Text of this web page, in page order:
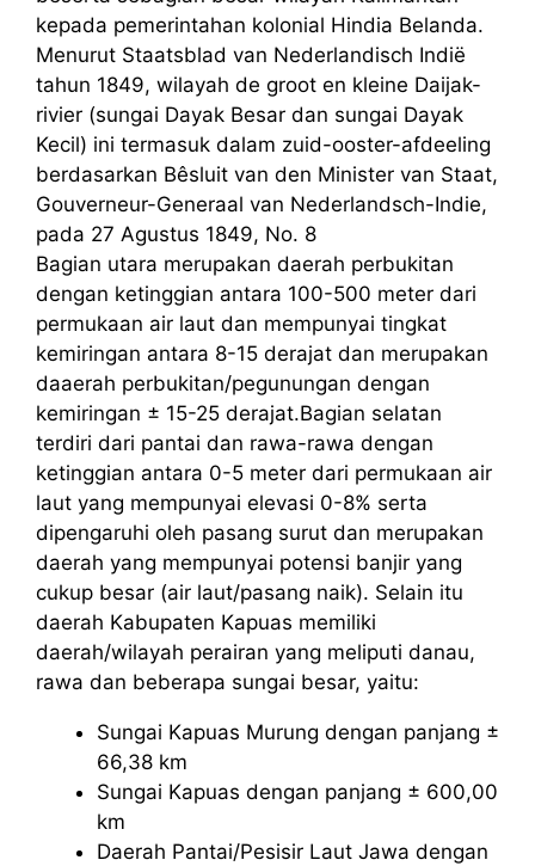
kepada pemerintahan kolonial Hindia Belanda.
Menurut Staatsblad van Nederlandisch Indië
tahun 1849, wilayah de groot en kleine Daijak-
rivier (sungai Dayak Besar dan sungai Dayak
Kecil) ini termasuk dalam zuid-ooster-afdeeling
berdasarkan Bêsluit van den Minister van Staat,
Gouverneur-Generaal van Nederlandsch-Indie,
pada 27 Agustus 1849, No. 8
Bagian utara merupakan daerah perbukitan
dengan ketinggian antara 100-500 meter dari
permukaan air laut dan mempunyai tingkat
kemiringan antara 8-15 derajat dan merupakan
daaerah perbukitan/pegunungan dengan
kemiringan ± 15-25 derajat.Bagian selatan
terdiri dari pantai dan rawa-rawa dengan
ketinggian antara 0-5 meter dari permukaan air
laut yang mempunyai elevasi 0-8% serta
dipengaruhi oleh pasang surut dan merupakan
daerah yang mempunyai potensi banjir yang
cukup besar (air laut/pasang naik). Selain itu
daerah Kabupaten Kapuas memiliki
daerah/wilayah perairan yang meliputi danau,
rawa dan beberapa sungai besar, yaitu:
Sungai Kapuas Murung dengan panjang ±
66,38 km
Sungai Kapuas dengan panjang ± 600,00
km
Daerah Pantai/Pesisir Laut Jawa dengan